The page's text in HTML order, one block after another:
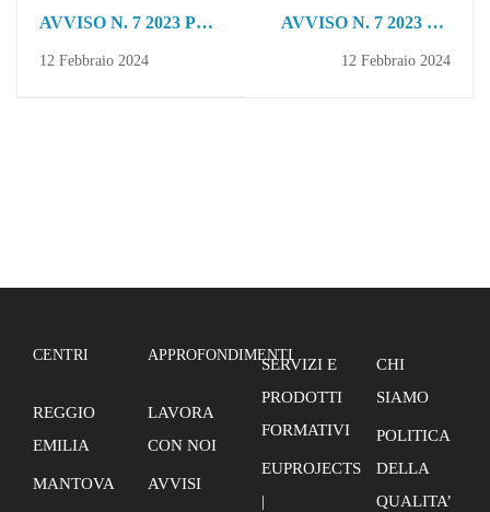
AVVISO N. 7 2023 PR
12 Febbraio 2024
AVVISO N. 7 2023 PR
12 Febbraio 2024
CENTRI
REGGIO
EMILIA
MANTOVA
APPROFONDIMENTI
LAVORA
CON NOI
AVVISI
SERVIZI E
PRODOTTI
FORMATIVI
EUPROJECTS
|
CHI
SIAMO
POLITICA
DELLA
QUALITA’